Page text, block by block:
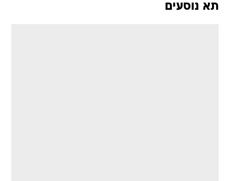
תא נוסעים